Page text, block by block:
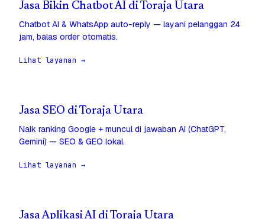
Jasa Bikin Chatbot AI di Toraja Utara
Chatbot AI & WhatsApp auto-reply — layani pelanggan 24
jam, balas order otomatis.
Lihat layanan →
Jasa SEO di Toraja Utara
Naik ranking Google + muncul di jawaban AI (ChatGPT,
Gemini) — SEO & GEO lokal.
Lihat layanan →
Jasa Aplikasi AI di Toraja Utara